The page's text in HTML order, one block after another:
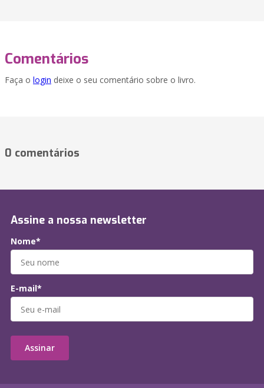
Comentários
Faça o login deixe o seu comentário sobre o livro.
0 comentários
Assine a nossa newsletter
Nome*
E-mail*
Assinar